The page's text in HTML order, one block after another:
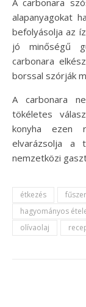
alapanyagokat
befolyásolja az
jó minőségű
carbonara
borssal szórják
A carbonara
tökéletes
konyha ezen
elvarázsolja a
nemzetközi
étkezés
hagyományos
olívaolaj